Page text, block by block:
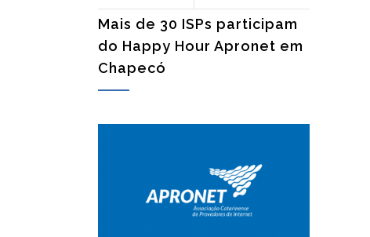
Mais de 30 ISPs participam
do Happy Hour Apronet em
Chapecó